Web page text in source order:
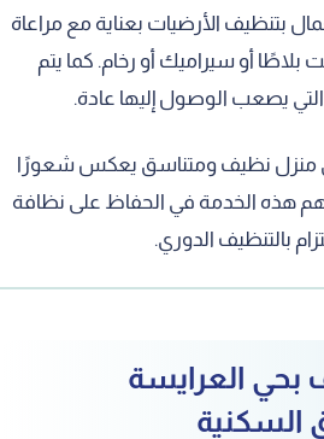
بتنظيف الأرضيات بعناية مع مراعاة
بلاطًا أو سيراميك أو رخام. كما يتم
التي يصعب الوصول إليها عادة.
منزل نظيف ومتناسق يعكس شعورًا
هذه الخدمة في الحفاظ على نظافة
بالتنظيف الدوري.
بحي العرايسة
السكنية